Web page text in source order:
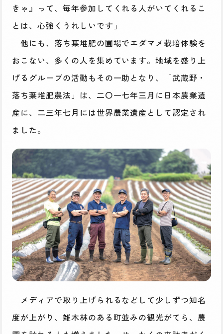
きゃ』って、毎年参加してくれる人がいてくれるこ
とは、心強くうれしいです」
他にも、落ち葉堆肥の圃場でエダマメ栽培体験を
おこない、多くの人を集めています。地域を盛り上
げるグループの活動もその一助となり、「武蔵野・
落ち葉堆肥農法」は、二〇一七年三月に日本農業遺
産に、二三年七月には世界農業遺産として認定され
ました。
メディアで取り上げられるなどして少しずつ知名
度が上がり、雑木林のある町並みの観光がてら、農